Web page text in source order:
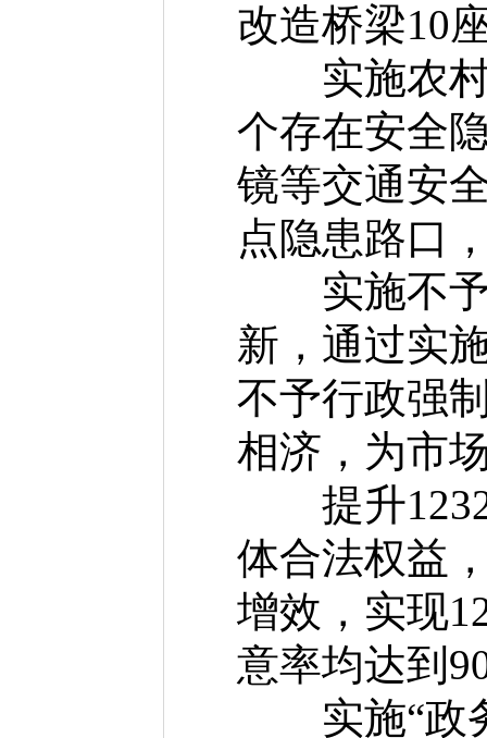
改造桥梁10
实施农村
个存在安全
镜等交通安
点隐患路口
实施不予
新，通过实
不予行政强
相济，为市
提升12328
体合法权益
增效，实现
意率均达到
实施“政务